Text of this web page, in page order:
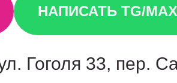
НАПИСАТЬ TG/
Гоголя 33, пер.